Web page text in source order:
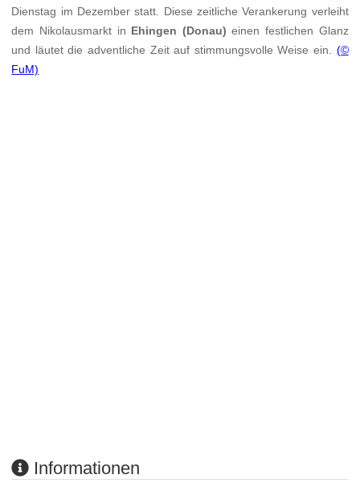
Dienstag im Dezember statt. Diese zeitliche Verankerung verleiht
dem Nikolausmarkt in Ehingen (Donau) einen festlichen Glanz
und läutet die adventliche Zeit auf stimmungsvolle Weise ein. (©
FuM)
Informationen